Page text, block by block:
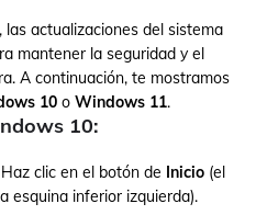
, las actualizaciones del sistema
mantener la seguridad y el
A continuación, te mostramos
10 o Windows 11.
10:
Haz clic en el botón de Inicio(el
esquina inferior izquierda).